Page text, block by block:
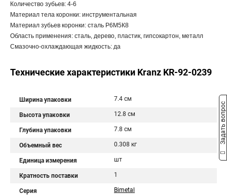
Количество зубьев: 4-6
Материал тела коронки: инструментальная
Материал зубьев коронки: сталь Р6М5К8
Область применения: сталь, дерево, пластик, гипсокартон, металл
Смазочно-охлаждающая жидкость: да
Технические характеристики Kranz KR-92-0239
Ширина упаковки 7.4 см
Высота упаковки 12.8 см
Глубина упаковки 7.8 см
Объемный вес 0.308 кг
Единица измерения шт
Кратность поставки 1
Серия Bimetal
Задать вопрос